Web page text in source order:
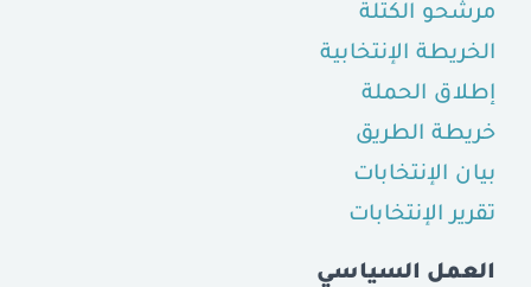
مرشّحو الكتلة
الخريطة الإنتخابية
إطلاق الحملة
خريطة الطريق
بيان الإنتخابات
تقرير الإنتخابات
العمل السياسي